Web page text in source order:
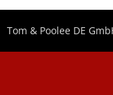
Tom & Poolee DE